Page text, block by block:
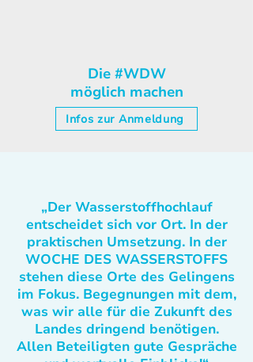
Die #WDW
möglich machen
Infos zur Anmeldung
„Der Wasserstoffhochlauf
entscheidet sich vor Ort. In der
praktischen Umsetzung. In der
WOCHE DES WASSERSTOFFS
stehen diese Orte des Gelingens
im Fokus. Begegnungen mit dem,
was wir alle für die Zukunft des
Landes dringend benötigen.
Allen Beteiligten gute Gespräche